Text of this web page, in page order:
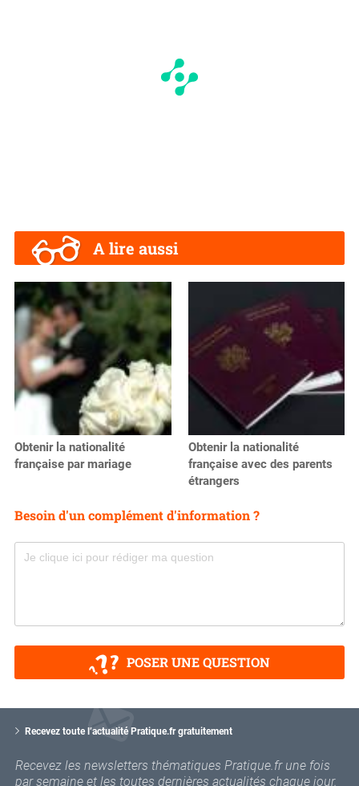
A lire aussi
Obtenir la nationalité
française par mariage
Obtenir la nationalité
française avec des parents
étrangers
Besoin d'un complément d'information ?
POSER UNE QUESTION
Recevez toute l’actualité Pratique.fr gratuitement
Recevez les newsletters thématiques Pratique.fr une fois
par semaine et les toutes dernières actualités chaque jour.
o
r
e